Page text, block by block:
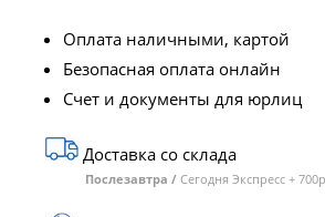
Оплата наличными, картой
Безопасная оплата онлайн
Счет и документы для юрлиц
Доставка со склада
Послезавтра / Сегодня Экспресс + 700р